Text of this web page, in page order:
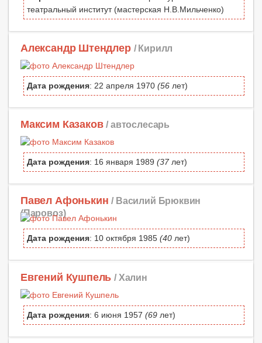
театральный институт (мастерская Н.В.Мильченко)
Александр Штендлер / Кирилл
Дата рождения: 22 апреля 1970 (56 лет)
Максим Казаков / автослесарь
Дата рождения: 16 января 1989 (37лет)
Павел Афонькин / Василий Брюквин
(Паровоз)
Дата рождения: 10 октября 1985 (40 лет)
Евгений Кушпель / Халин
Дата рождения: 6 июня 1957 (69 лет)